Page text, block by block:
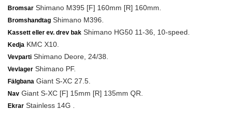
Bromsar Shimano M395 [F] 160mm [R] 160mm.
Bromshandtag Shimano M396.
Kassett eller ev. drev bak Shimano HG50 11-36, 10-speed.
Kedja KMC X10.
Vevparti Shimano Deore, 24/38.
Vevlager Shimano PF.
Fälgbana Giant S-XC 27.5.
Nav Giant S-XC [F] 15mm [R] 135mm QR.
Ekrar Stainless 14G .